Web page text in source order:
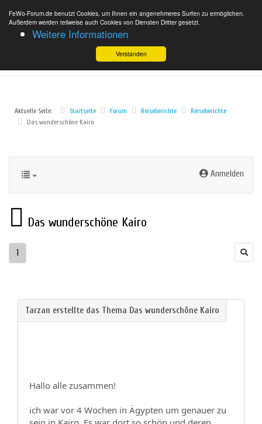
FeWo-Forum.de benutzt Cookies, um Ihnen ein angenehmeres Surfen zu ermöglichen.
Außerdem werden teilweise auch Cookies von Diensten Dritter gesetzt.
Weitere Informationen
Verstanden
Aktuelle Seite: Startseite Forum Reiseberichte
Reiseberichte
Das wunderschöne Kairo
Anmelden
Das wunderschöne Kairo
1
Hallo alle zusammen!
ich war vor 4 Wochen in Ägypten um genauer zu